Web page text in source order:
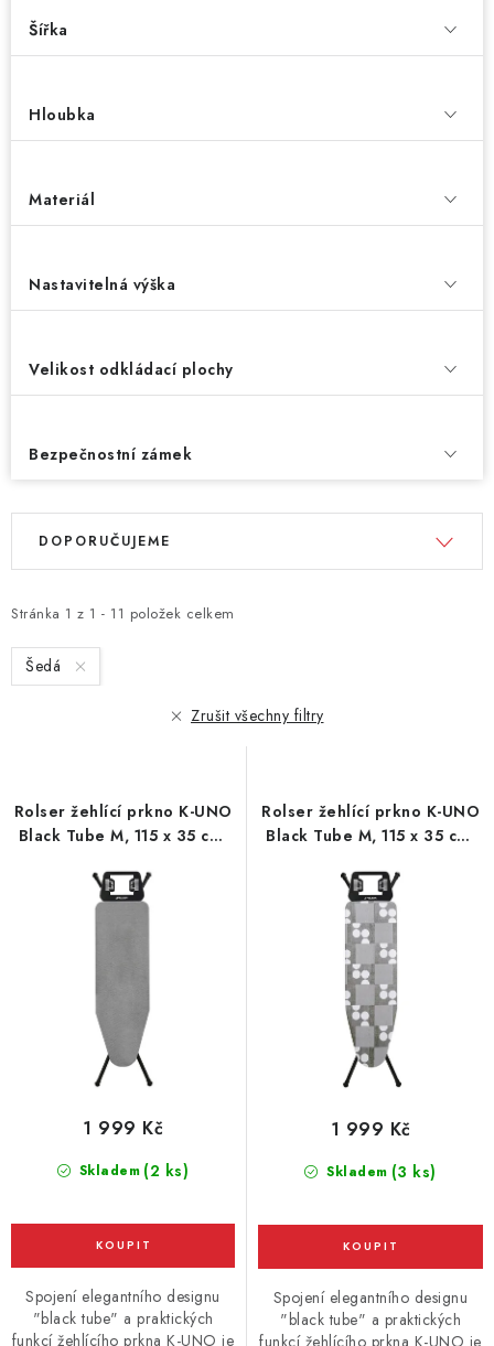
Šířka
Hloubka
Materiál
Nastavitelná výška
Velikost odkládací plochy
Bezpečnostní zámek
V
i
s
p
u
k
Stránka 1 z 1 - 11 položek celkem
Ř
e
n
í
d
u
DOPORUČUJEME
Šedá
Zrušit všechny filtry
Rolser žehlící prkno K-UNO
Black Tube M, 115 x 35 cm,
Skladem (2 ks)
1 999 Kč
Spojení elegantního designu
"black tube" a praktických
funkcí žehlícího prkna K-UNO je
Rolser žehlící prkno K-UNO
Black Tube M, 115 x 35 cm,
Skladem (3 ks)
1 999 Kč
Spojení elegantního designu
"black tube" a praktických
funkcí žehlícího prkna K-UNO je